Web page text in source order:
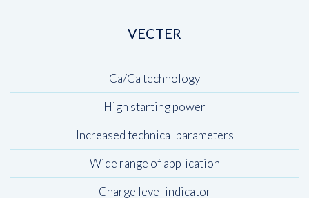
VECTER
Ca/Ca technology
High starting power
Increased technical parameters
Wide range of application
Charge level indicator